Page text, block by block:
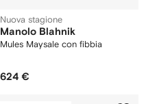
Nuova stagione
Manolo Blahnik
Mules Maysale con fibbia
624 €